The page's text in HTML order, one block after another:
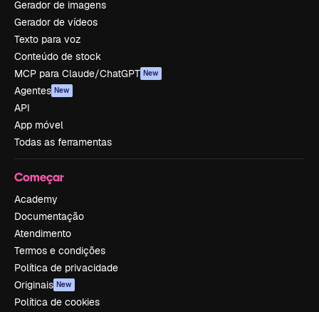
Gerador de imagens
Gerador de vídeos
Texto para voz
Conteúdo de stock
MCP para Claude/ChatGPT New
Agentes New
API
App móvel
Todas as ferramentas
Começar
Academy
Documentação
Atendimento
Termos e condições
Política de privacidade
Originais New
Política de cookies